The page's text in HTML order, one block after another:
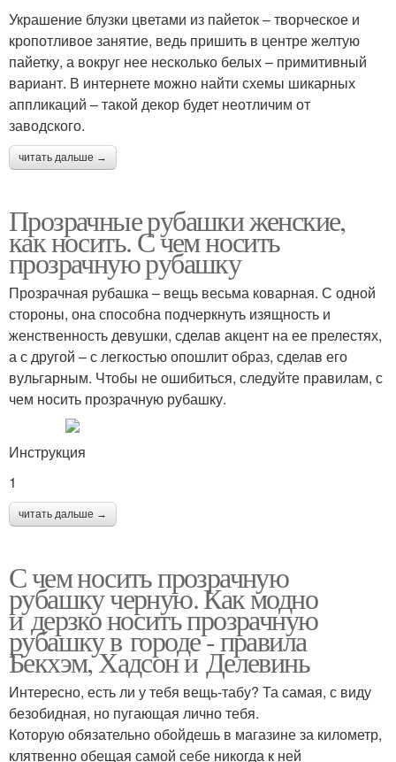
Украшение блузки цветами из пайеток – творческое и
кропотливое занятие, ведь пришить в центре желтую
пайетку, а вокруг нее несколько белых – примитивный
вариант. В интернете можно найти схемы шикарных
аппликаций – такой декор будет неотличим от
заводского.
читать дальше →
Прозрачные рубашки женские,
как носить. С чем носить
прозрачную рубашку
Прозрачная рубашка – вещь весьма коварная. С одной
стороны, она способна подчеркнуть изящность и
женственность девушки, сделав акцент на ее прелестях,
а с другой – с легкостью опошлит образ, сделав его
вульгарным. Чтобы не ошибиться, следуйте правилам, с
чем носить прозрачную рубашку.
Инструкция
1
читать дальше →
С чем носить прозрачную
рубашку черную. Как модно
и дерзко носить прозрачную
рубашку в городе - правила
Бекхэм, Хадсон и Делевинь
Интересно, есть ли у тебя вещь-табу? Та самая, с виду
безобидная, но пугающая лично тебя.
Которую обязательно обойдешь в магазине за километр,
клятвенно обещая самой себе никогда к ней